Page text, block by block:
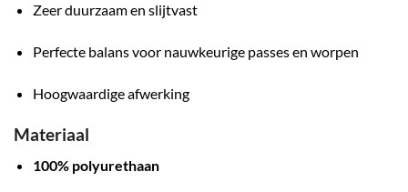
Zeer duurzaam en slijtvast
Perfecte balans voor nauwkeurige passes en worpen
Hoogwaardige afwerking
Materiaal
100% polyurethaan